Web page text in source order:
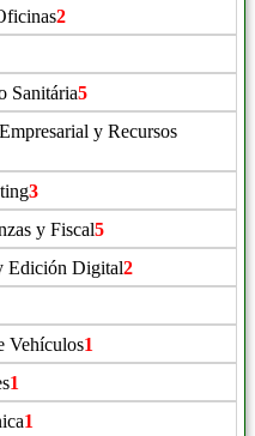
2
Sanitária5
y Recursos
3
y Fiscal5
Edición Digital2
Vehículos1
1
1